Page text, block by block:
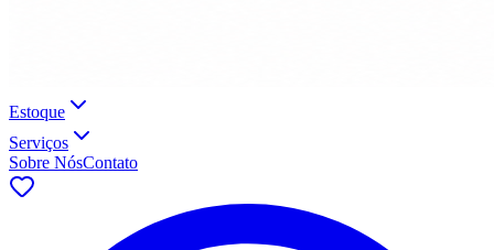
Estoque
Serviços
Sobre NósContato